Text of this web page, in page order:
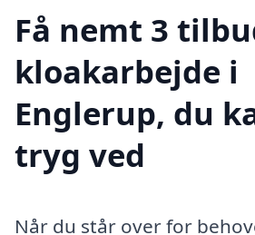
Få nemt 3
kloakarbejde i
Englerup, du
tryg ved
Når du står over for